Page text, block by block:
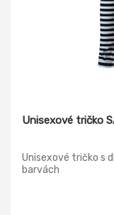
Unisexové tričko
Unisexové tričko s
barvách